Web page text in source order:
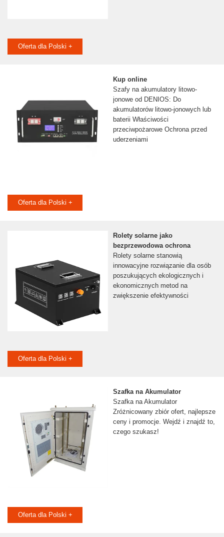
Oferta dla Polski +
Kup online
Szafy na akumulatory litowo-
jonowe od DENIOS: Do
akumulatorów litowo-jonowych lub
baterii Właściwości
przeciwpożarowe Ochrona przed
uderzeniami
Oferta dla Polski +
Rolety solarne jako
bezprzewodowa ochrona
Rolety solarne stanowią
innowacyjne rozwiązanie dla osób
poszukujących ekologicznych i
ekonomicznych metod na
zwiększenie efektywności
Oferta dla Polski +
Szafka na Akumulator
Szafka na Akumulator
Zróżnicowany zbiór ofert, najlepsze
ceny i promocje. Wejdź i znajdź to,
czego szukasz!
Oferta dla Polski +